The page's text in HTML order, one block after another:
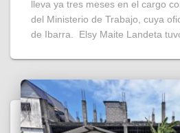
lleva ya tres meses en el cargo
del Ministerio de Trabajo, cuya
de Ibarra. Elsy Maite Landeta